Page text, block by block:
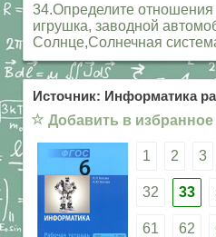
34.Определите отношения
игрушка, заводной
Солнце,Солнечная
Источник: Информатика
☆ Добавить в избранное
1 2 3
32 33
61 62